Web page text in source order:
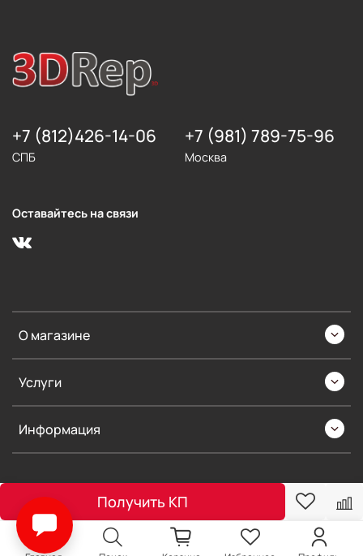
Получить КП
О магазине
Услуги
Информация
+7 (812)426-14-06
СПБ
+7 (981) 789-75-96
Москва
Оставайтесь на связи